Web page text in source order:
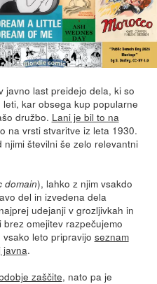
javno last preidejo dela, ki so
kar obsega kup popularne
družbo. Lani je bil to na
na vrsti stvaritve iz leta 1930.
številni še zelo relevantni
domain), lahko z njim vsakdo
del in izvedena dela
udejanji v grozljivkah in
omejitev razpečujemo
leto pripravijo seznam
javna.
zaščite, nato pa je